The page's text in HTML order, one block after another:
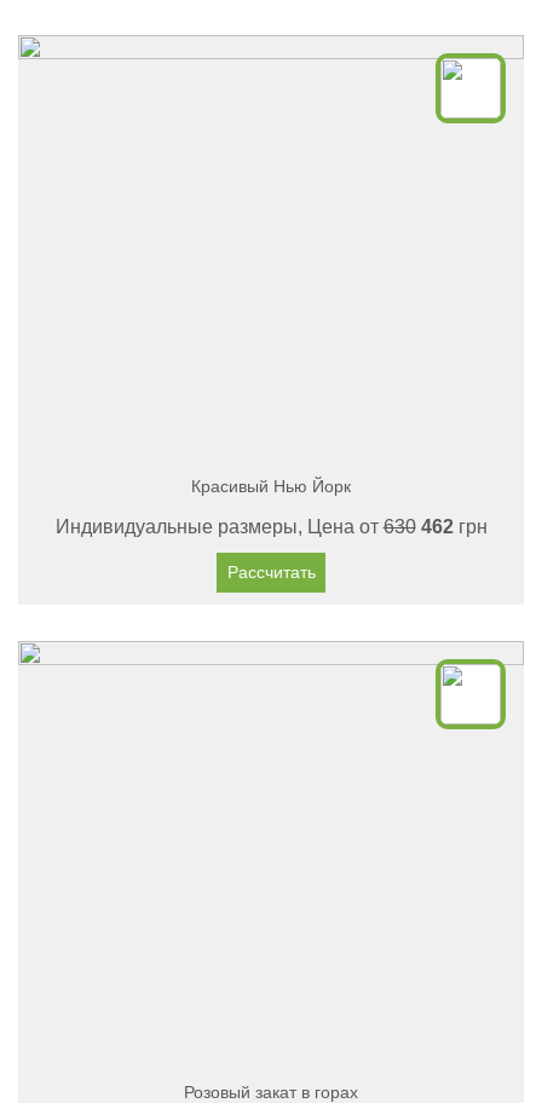
Красивый Нью Йорк
Индивидуальные размеры, Цена от630 462грн
Рассчитать
Розовый закат в горах